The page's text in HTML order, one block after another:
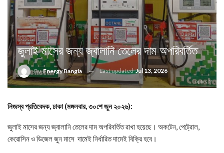
জুলাই মাসের জন্য জ্বালানি তেলের দাম অপরিবর্তিত
ByEnergy Bangla Last updatedJul 13, 2026
oplus_2
নিজস্ব প্রতিবেদক, ঢাকা (মঙ্গলবার, ৩০শে জুন ২০২৬):
জুলাই মাসের জন্য জ্বালানি তেলের দাম অপরিবর্তিত রাখা হয়েছে। অকটেন, পেট্রোল,
কেরোসিন ও ডিজেল জুন মাসে দামেই নির্ধারিত দামেই বিক্রি হবে।